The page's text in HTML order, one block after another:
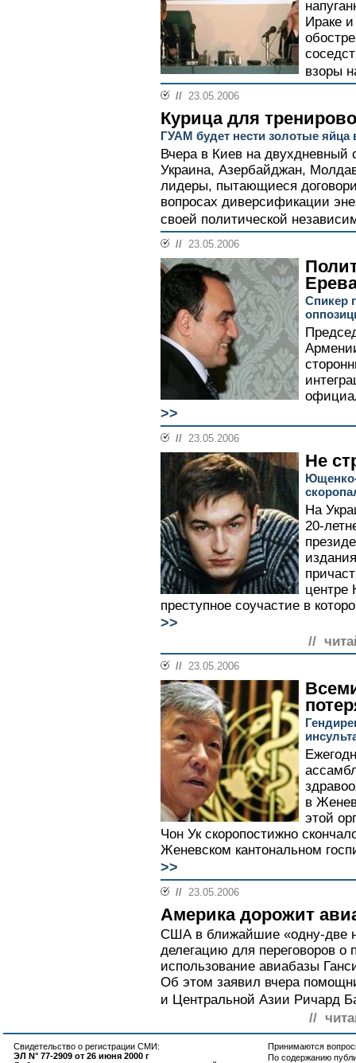
Ираке и
взоры
// 23.05.2006
Курица для
ГУАМ будет нести золотые яйца
Вчера в Киев на
Украина, Азербайджан,
лидеры, пытающиеся
вопросах диверсификации
своей политической
// 23.05.2006
Спикер
>>
// 23.05.2006
Не
На
20-
центре
преступное соучастие в
>>
//
// 23.05.2006
в
этой
Чон Ук скоропостижно
Женевском кантональном
>>
// 23.05.2006
Америка дорожит
США в ближайшие «одну-две
делегацию для переговоров
использование авиабазы
Об этом заявил вчера
и Центральной Азии Ричард
//
Свидетельство о регистрации СМИ:
ЭЛ N° 77-2909 от 26 июня 2000 г
Принимаются
По содержанию